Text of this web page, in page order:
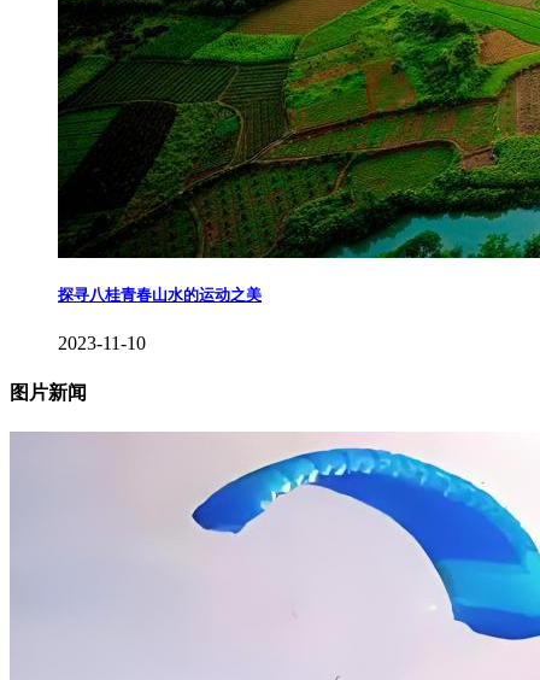
探寻八桂青春山水的运动之美
2023-11-10
图片新闻